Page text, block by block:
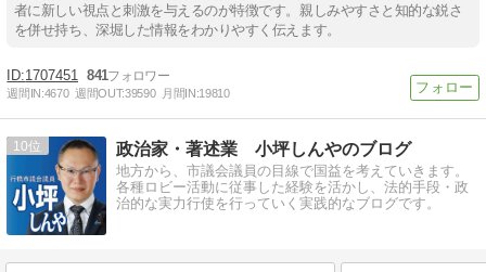
者に新しい視点と刺激を与えるのが特徴です。親しみやすさと知的な鋭さ
を併せ持ち、深堀した情報をわかりやすく伝えます。
1707451 841
週間IN:4670 週間OUT:39590 月間IN:19810
10 政治家・著述業 小坪しんやのブログ
地方から、市議会議員の目線で国益を考えていきます。
各種ロビー活動に従事した経験を活かし、法的手段・政
治的な実力行使を行っていく実践的なブログです。